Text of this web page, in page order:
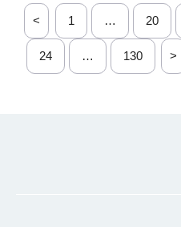
< 1 … 20
24 … 130 >